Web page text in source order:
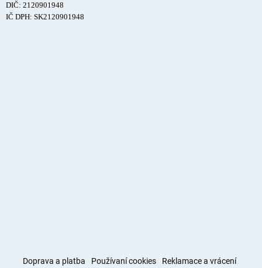
DIČ: 2120901948
IČ DPH: SK2120901948
Doprava a platba Používaní cookies
Reklamace a vrácení